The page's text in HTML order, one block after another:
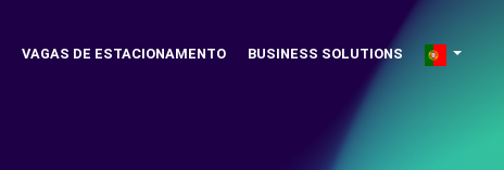
VAGAS DE ESTACIONAMENTO BUSINESS SOLUTIONS